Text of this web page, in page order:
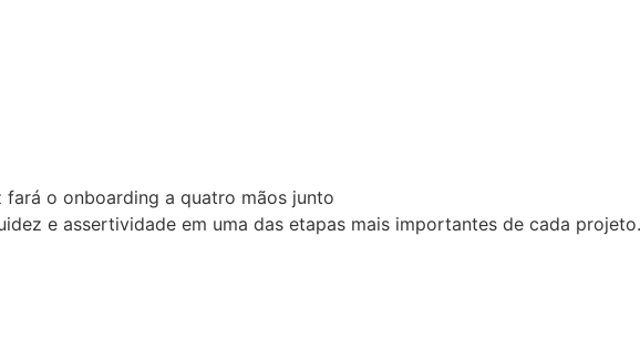
o onboarding a quatro mãos junto
e assertividade em uma das etapas mais importantes de cada projeto.